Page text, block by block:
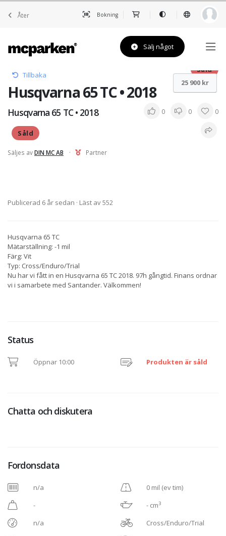
Åter Bokning
Sälj något
Tillbaka
Husqvarna 65 TC • 2018
Såld
Husqvarna 65 TC • 2018
Såld
0 0 0
Säljes avDIN MC AB · Partner
25 900 kr
Publicerad 6 år sedan · Läst av 552
Husqvarna 65 TC
Mätarställning: -1 mil
Färg: Vit
Typ: Cross/Enduro/Trial
Nu har vi fått in en Husqvarna 65 TC 2018. 97h gångtid. Finans ordnar
vi i samarbete med Santander. Välkommen!
Status
Öppnar 10:00 Produkten är såld
Chatta och diskutera
Fordonsdata
n/a
-
n/a
0 mil (ev tim)
- cm3
Cross/Enduro/Trial